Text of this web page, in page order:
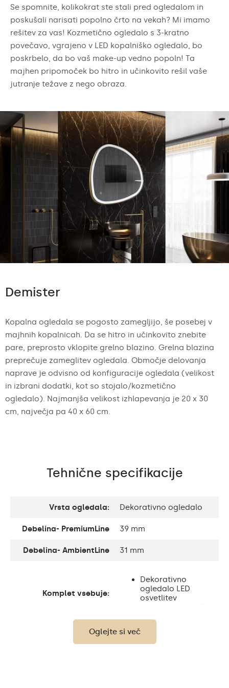
Se spomnite, kolikokrat ste stali pred ogledalom in
poskušali narisati popolno črto na vekah? Mi imamo
rešitev za vas! Kozmetično ogledalo s 3-kratno
povečavo, vgrajeno v LED kopalniško ogledalo, bo
poskrbelo, da bo vaš make-up vedno popoln! Ta
majhen pripomoček bo hitro in učinkovito rešil vaše
jutranje težave z nego obraza.
Demister
Kopalna ogledala se pogosto zamegljijo, še posebej v
majhnih kopalnicah. Da se hitro in učinkovito znebite
pare, preprosto vklopite grelno blazino. Grelna blazina
preprečuje zameglitev ogledala. Območje delovanja
naprave je odvisno od konfiguracije ogledala (velikost
in izbrani dodatki, kot so stojalo/kozmetično
ogledalo). Najmanjša velikost izhlapevanja je 20 x 30
cm, največja pa 40 x 60 cm.
Tehnične specifikacije
Vrsta ogledala: Dekorativno ogledalo
Debelina- PremiumLine 39 mm
Debelina- AmbientLine 31 mm
Komplet vsebuje:
Dekorativno
ogledalo LED
osvetlitev
Debelina steklene
plošče:
Oglejte si več